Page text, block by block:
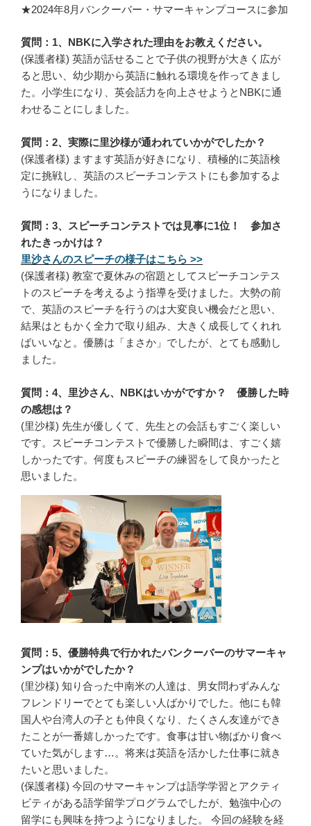
★2024年8月バンクーバー・サマーキャンプコースに参加
質問：1、NBKに入学された理由をお教えください。
(保護者様) 英語が話せることで子供の視野が大きく広が
ると思い、幼少期から英語に触れる環境を作ってきまし
た。小学生になり、英会話力を向上させようとNBKに通
わせることにしました。
質問：2、実際に里沙様が通われていかがでしたか？
(保護者様) ますます英語が好きになり、積極的に英語検
定に挑戦し、英語のスピーチコンテストにも参加するよ
うになりました。
質問：3、スピーチコンテストでは見事に1位！ 参加さ
れたきっかけは？
里沙さんのスピーチの様子はこちら >>
(保護者様) 教室で夏休みの宿題としてスピーチコンテス
トのスピーチを考えるよう指導を受けました。大勢の前
で、英語のスピーチを行うのは大変良い機会だと思い、
結果はともかく全力で取り組み、大きく成長してくれれ
ばいいなと。優勝は「まさか」でしたが、とても感動し
ました。
質問：4、里沙さん、NBKはいかがですか？ 優勝した時
の感想は？
(里沙様) 先生が優しくて、先生との会話もすごく楽しい
です。スピーチコンテストで優勝した瞬間は、すごく嬉
しかったです。何度もスピーチの練習をして良かったと
思いました。
質問：5、優勝特典で行かれたバンクーバーのサマーキャ
ンプはいかがでしたか？
(里沙様) 知り合った中南米の人達は、男女問わずみんな
フレンドリーでとても楽しい人ばかりでした。他にも韓
国人や台湾人の子とも仲良くなり、たくさん友達ができ
たことが一番嬉しかったです。食事は甘い物ばかり食べ
ていた気がします…。将来は英語を活かした仕事に就き
たいと思いました。
(保護者様) 今回のサマーキャンプは語学学習とアクティ
ビティがある語学留学プログラムでしたが、勉強中心の
留学にも興味を持つようになりました。 今回の経験を経